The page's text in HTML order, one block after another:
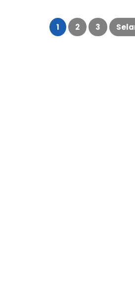
Paginasi
1 2 3